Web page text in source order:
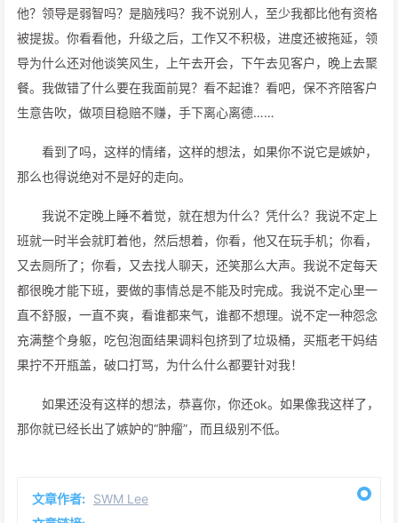
他？领导是弱智吗？是脑残吗？我不说别人，至少我都比他有资格
被提拔。你看看他，升级之后，工作又不积极，进度还被拖延，领
导为什么还对他谈笑风生，上午去开会，下午去见客户，晚上去聚
餐。我做错了什么要在我面前晃？看不起谁？看吧，保不齐陪客户
生意告吹，做项目稳赔不赚，手下离心离德……
看到了吗，这样的情绪，这样的想法，如果你不说它是嫉妒，
那么也得说绝对不是好的走向。
我说不定晚上睡不着觉，就在想为什么？凭什么？我说不定上
班就一时半会就盯着他，然后想着，你看，他又在玩手机；你看，
又去厕所了；你看，又去找人聊天，还笑那么大声。我说不定每天
都很晚才能下班，要做的事情总是不能及时完成。我说不定心里一
直不舒服，一直不爽，看谁都来气，谁都不想理。说不定一种怨念
充满整个身躯，吃包泡面结果调料包挤到了垃圾桶，买瓶老干妈结
果拧不开瓶盖，破口打骂，为什么什么都要针对我！
如果还没有这样的想法，恭喜你，你还ok。如果像我这样了，
那你就已经长出了嫉妒的“肿瘤”，而且级别不低。
文章作者: SWM Lee